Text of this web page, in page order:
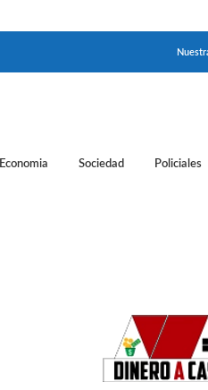
Economia Sociedad Policiales